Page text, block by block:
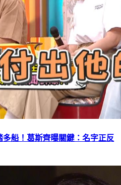
船！葛斯齊曝關鍵：名字正反